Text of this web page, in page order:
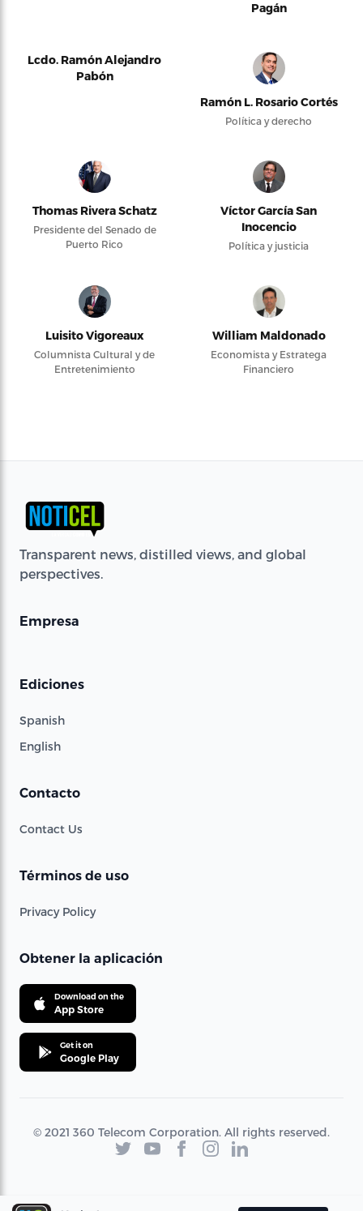
Pagán
Lcdo. Ramón Alejandro
Pabón
Ramón L. Rosario Cortés
Política y derecho
Thomas Rivera Schatz
Presidente del Senado de
Puerto Rico
Víctor García San
Inocencio
Política y justicia
Luisito Vigoreaux
Columnista Cultural y de
Entretenimiento
William Maldonado
Economista y Estratega
Financiero
Transparent news, distilled views, and global
perspectives.
Empresa
Ediciones
Spanish
English
Contacto
Contact Us
Términos de uso
Privacy Policy
Obtener la aplicación
Download on the
App Store
Get it on
Google Play
© 2021 360 Telecom Corporation. All rights reserved.